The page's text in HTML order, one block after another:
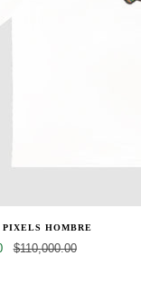
PIXELS HOMBRE
$110,000.00